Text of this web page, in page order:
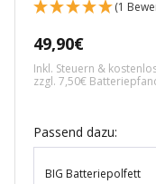
(1
Angebotspreis
49,90€
Inkl. Steuern &
zzgl. 7,50€
Passend dazu:
BIG Batteriepolfett